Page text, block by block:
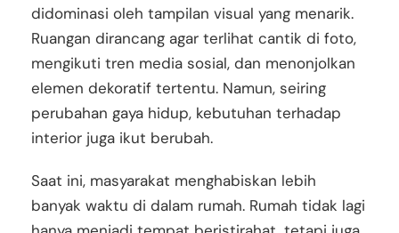
didominasi oleh tampilan visual yang menarik.
Ruangan dirancang agar terlihat cantik di foto,
mengikuti tren media sosial, dan menonjolkan
elemen dekoratif tertentu. Namun, seiring
perubahan gaya hidup, kebutuhan terhadap
interior juga ikut berubah.
Saat ini, masyarakat menghabiskan lebih
banyak waktu di dalam rumah. Rumah tidak lagi